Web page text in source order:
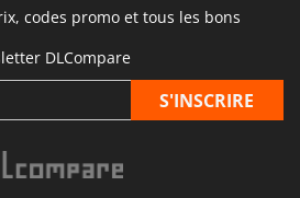
codes promo et tous les bons
DLCompare